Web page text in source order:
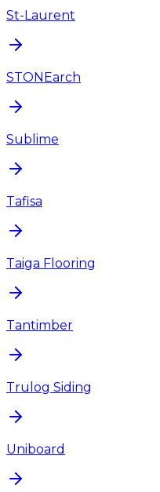
St-Laurent
STONEarch
Sublime
Tafisa
Taiga Flooring
Tantimber
Trulog Siding
Uniboard